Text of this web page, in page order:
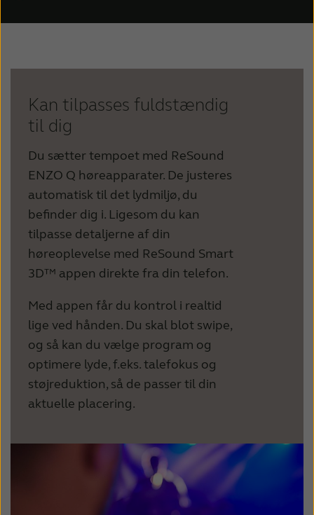
Kan tilpasses fuldstændig
til dig
Du sætter tempoet med ReSound
ENZO Q høreapparater. De justeres
automatisk til det lydmiljø, du
befinder dig i. Ligesom du kan
tilpasse detaljerne af din
høreoplevelse med ReSound Smart
3D™ appen direkte fra din telefon.
Med appen får du kontrol i realtid
lige ved hånden. Du skal blot swipe,
og så kan du vælge program og
optimere lyde, f.eks. talefokus og
støjreduktion, så de passer til din
aktuelle placering.